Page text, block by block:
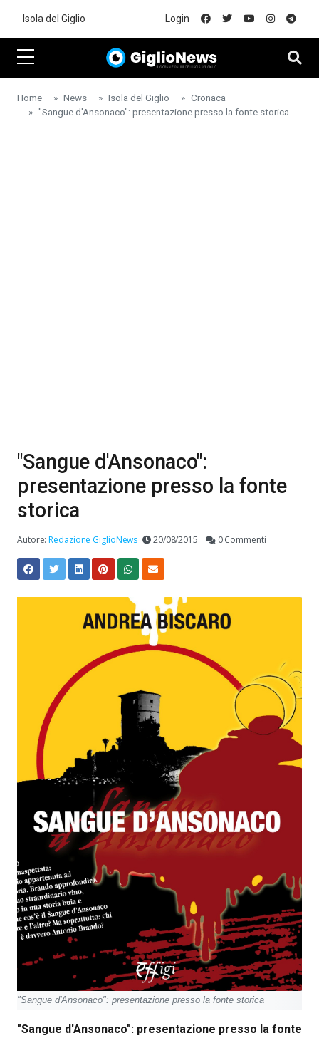
Isola del Giglio Login
Home News Isola del Giglio
Cronaca
"Sangue d'Ansonaco": presentazione presso la fonte storica
"Sangue d'Ansonaco":
presentazione presso la fonte
storica
Autore:Redazione GiglioNews 20/08/2015 0 Commenti
"Sangue d'Ansonaco": presentazione presso la fonte storica
"Sangue d'Ansonaco": presentazione presso la fonte